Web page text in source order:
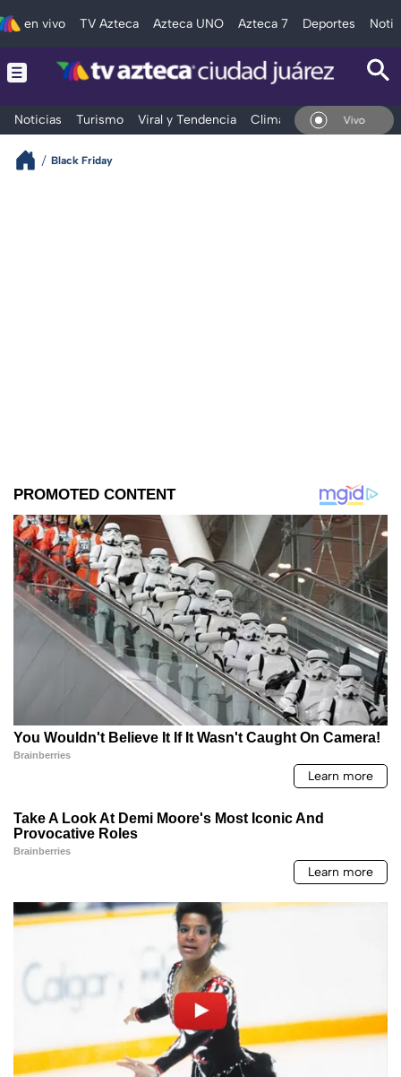
en vivo TV Azteca Azteca UNO Azteca 7 Deportes
Noticias Turismo Viral y Tendencia Clima Deportes
En Vivo
Black Friday